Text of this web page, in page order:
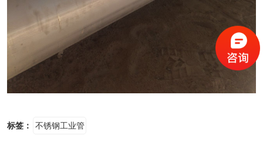
标签： 不锈钢工业管